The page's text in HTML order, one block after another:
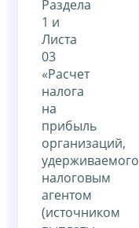
Раздела
1 и
Листа
03
«Расчет
налога
на
прибыль
организаций,
удерживаемого
налоговым
агентом
(источником